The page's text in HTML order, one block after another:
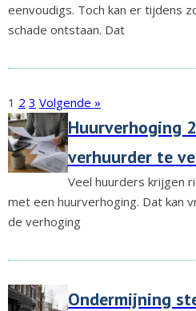
eenvoudigs. Toch kan er tijdens
schade ontstaan. Dat
1 2 3 Volgende »
Huurverhoging
verhuurder te
Veel huurders krijgen
met een huurverhoging. Dat kan
de verhoging
Ondermijning